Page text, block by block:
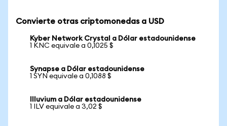
Convierte otras criptomonedas a USD
Kyber Network Crystal a Dólar estadounidense
1 KNC equivale a 0,1025 $
Synapse a Dólar estadounidense
1 SYN equivale a 0,1088 $
Illuvium a Dólar estadounidense
1 ILV equivale a 3,02 $